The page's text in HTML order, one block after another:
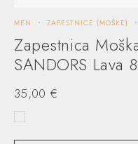
MEN ZAPESTNICE (MOŠKE)
Zapestnica
SANDORS Lava
35,00 €